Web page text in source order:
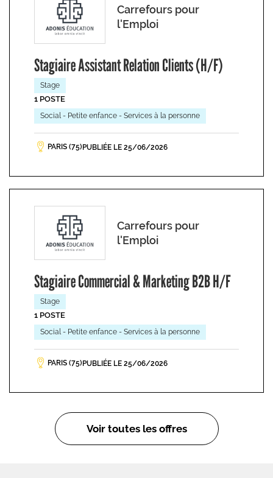
Carrefours pour
l'Emploi
Stagiaire Assistant Relation Clients (H/F)
Stage
1 POSTE
Social - Petite enfance - Services à la personne
PARIS (75) PUBLIÉE LE 25/06/2026
Carrefours pour
l'Emploi
Stagiaire Commercial & Marketing B2B H/F
Stage
1 POSTE
Social - Petite enfance - Services à la personne
PARIS (75) PUBLIÉE LE 25/06/2026
Voir toutes les offres